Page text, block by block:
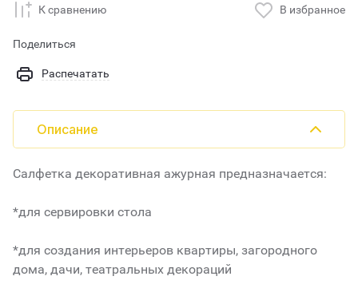
К сравнению В избранное
Поделиться
Распечатать
Описание
Салфетка декоративная ажурная предназначается:
*для сервировки стола
*для создания интерьеров квартиры, загородного
дома, дачи, театральных декораций